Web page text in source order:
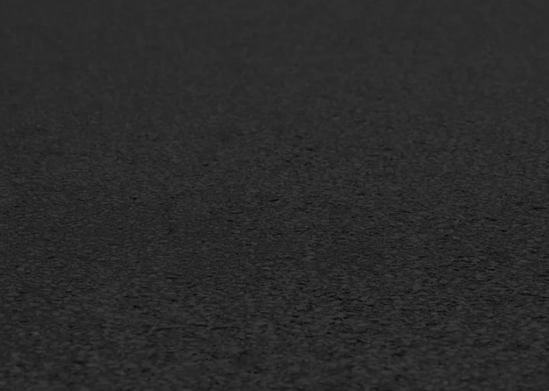
Markering verlagen
WIJ WERKEN VOOR
GWW aannemers
Overheid
Industrie & MKB
Agrarische bedrijven
Bitumineuze voegvulling
Gietasfalt reparatie
Verwijderen markering
Vlakslijpen